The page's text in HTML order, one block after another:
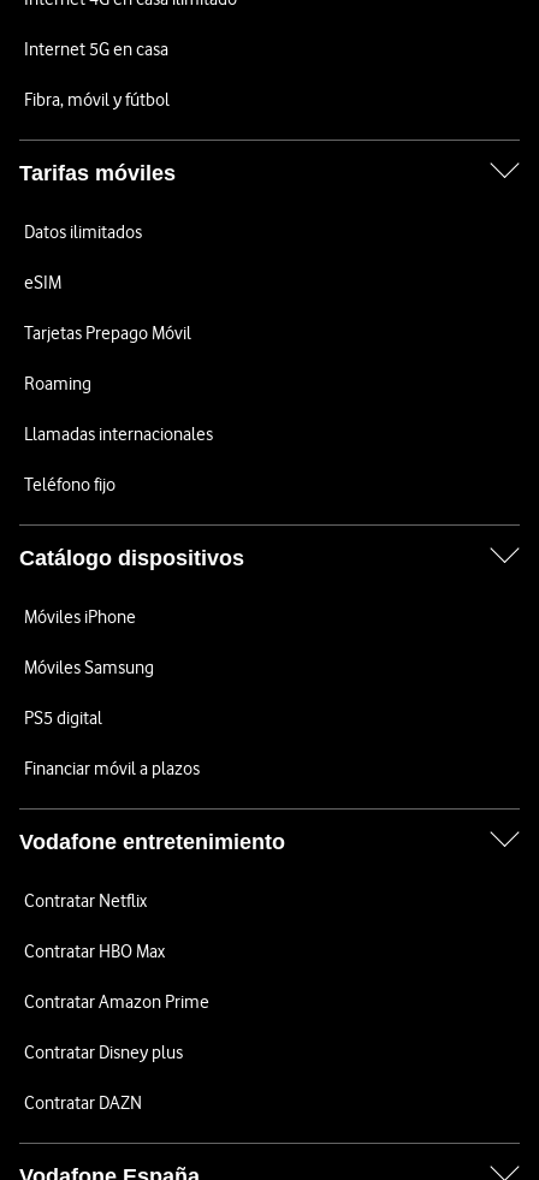
Internet 5G en casa
Fibra, móvil y fútbol
Tarifas móviles
Datos ilimitados
eSIM
Tarjetas Prepago Móvil
Roaming
Llamadas internacionales
Teléfono fijo
Catálogo dispositivos
Móviles iPhone
Móviles Samsung
PS5 digital
Financiar móvil a plazos
Vodafone entretenimiento
Contratar Netflix
Contratar HBO Max
Contratar Amazon Prime
Contratar Disney plus
Contratar DAZN